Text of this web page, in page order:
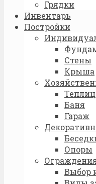
Грядки
Инвентарь
Постройки
Стены
Крыша
Баня
Гараж
Опоры
Выбор